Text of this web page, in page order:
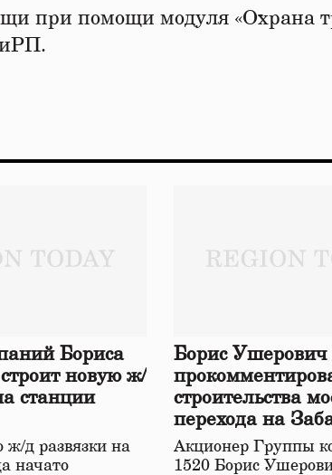
при помощи модуля «Охрана
Бориса
новую ж/
станции
ж/д развязки на
начато
Борис Ушерович
строительства
перехода на
железной дороге
Акционер Группы
1520 Борис